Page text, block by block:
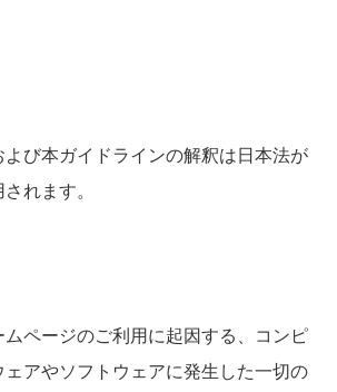
び本ガイドラインの解釈は日本法が
れます。
ムページのご利用に起因する、コンピ
ェアやソフトウェアに発生した一切の